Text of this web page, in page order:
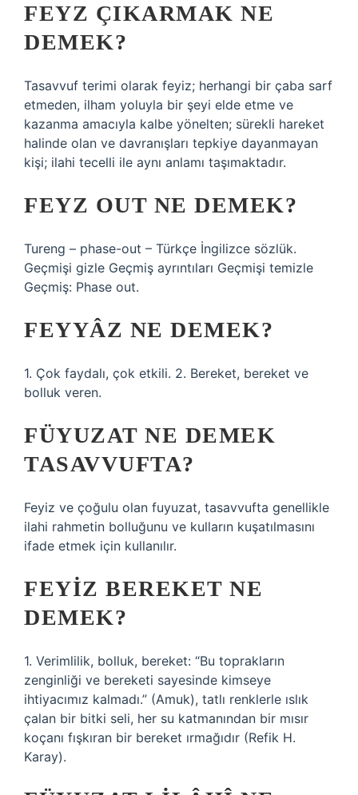
FEYZ ÇIKARMAK NE
DEMEK?
Tasavvuf terimi olarak feyiz; herhangi bir çaba sarf
etmeden, ilham yoluyla bir şeyi elde etme ve
kazanma amacıyla kalbe yönelten; sürekli hareket
halinde olan ve davranışları tepkiye dayanmayan
kişi; ilahi tecelli ile aynı anlamı taşımaktadır.
FEYZ OUT NE DEMEK?
Tureng – phase-out – Türkçe İngilizce sözlük.
Geçmişi gizle Geçmiş ayrıntıları Geçmişi temizle
Geçmiş: Phase out.
FEYYÂZ NE DEMEK?
1. Çok faydalı, çok etkili. 2. Bereket, bereket ve
bolluk veren.
FÜYUZAT NE DEMEK
TASAVVUFTA?
Feyiz ve çoğulu olan fuyuzat, tasavvufta genellikle
ilahi rahmetin bolluğunu ve kulların kuşatılmasını
ifade etmek için kullanılır.
FEYIZ BEREKET NE
DEMEK?
1. Verimlilik, bolluk, bereket: “Bu toprakların
zenginliği ve bereketi sayesinde kimseye
ihtiyacımız kalmadı.” (Amuk), tatlı renklerle ıslık
çalan bir bitki seli, her su katmanından bir mısır
koçanı fışkıran bir bereket ırmağıdır (Refik H.
Karay).